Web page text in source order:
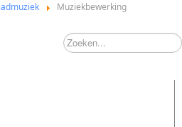
Muziekbewerking